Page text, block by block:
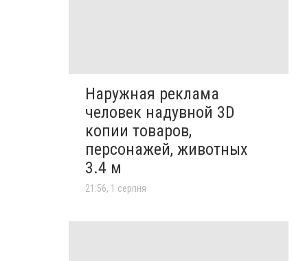
Наружная реклама
человек надувной 3D
копии товаров,
персонажей, животных
3.4 м
21:56, 1 серпня